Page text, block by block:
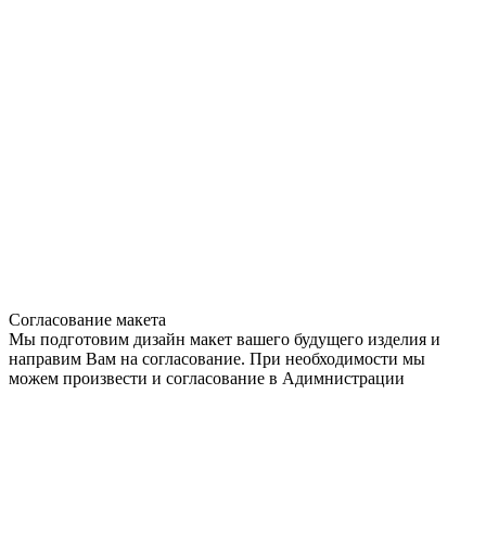
Согласование макета
Мы подготовим дизайн макет вашего будущего изделия и
направим Вам на согласование. При необходимости мы
можем произвести и согласование в Адимнистрации